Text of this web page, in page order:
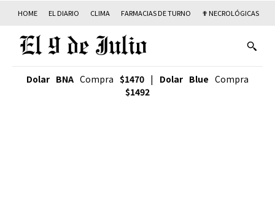
HOME EL DIARIO CLIMA FARMACIAS DE TURNO ✟ NECROLÓGICAS
Dolar BNA Compra $1470 | Dolar Blue Compra
$1492